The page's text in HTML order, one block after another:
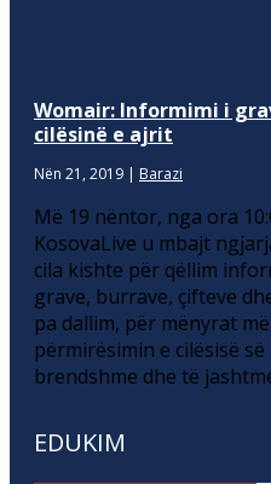
Womair: Informimi i
cilësinë e ajrit
Nën 21, 2019 | Barazi
Më 19 nëntor, nga ora
KosovaLive u mbajt
cila kishte për qëllim
grave, burrave, çifteve
pa dallim, për mënyrat
përmirësimin e cilësisë
brendshme dhe të
EDUKIM